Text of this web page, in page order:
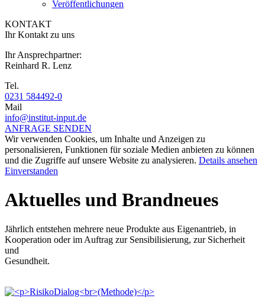
Veröffentlichungen
KONTAKT
Ihr Kontakt zu uns
Ihr Ansprechpartner:
Reinhard R. Lenz
Tel.
0231 584492-0
Mail
info@institut-input.de
ANFRAGE SENDEN
Wir verwenden Cookies, um Inhalte und Anzeigen zu
personalisieren, Funktionen für soziale Medien anbieten zu können
und die Zugriffe auf unsere Website zu analysieren. Details ansehen
Einverstanden
Aktuelles und Brandneues
Jährlich entstehen mehrere neue Produkte aus Eigenantrieb, in
Kooperation oder im Auftrag zur Sensibilisierung, zur Sicherheit
und
Gesundheit.